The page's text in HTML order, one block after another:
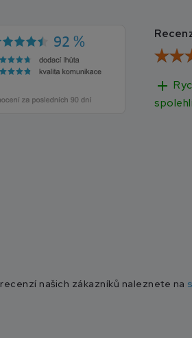
add
recenzí našich zákazníků naleznete na